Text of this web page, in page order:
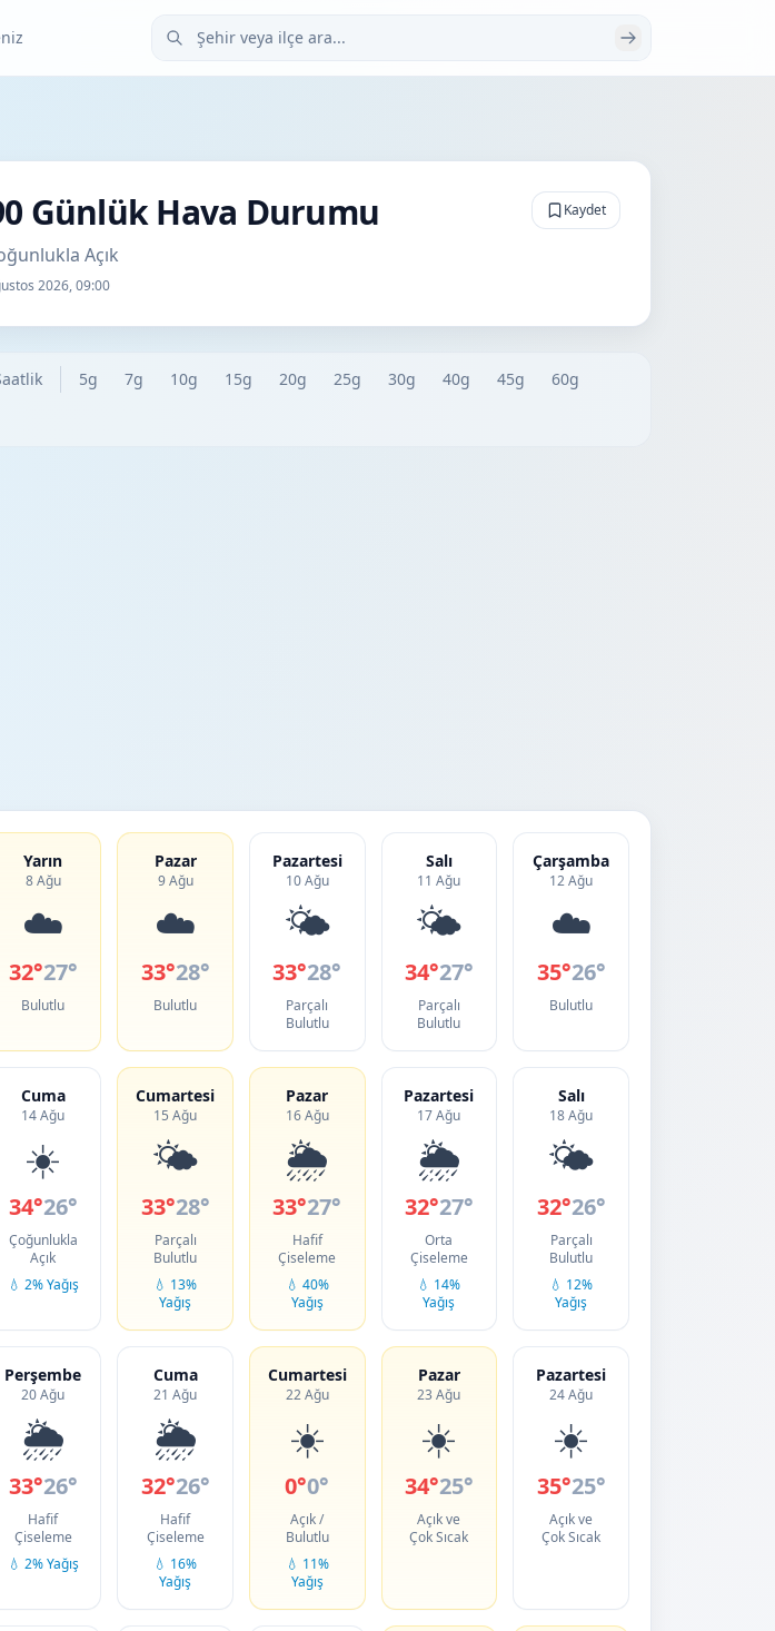
Şehir veya ilçe ara
Günlük Hava Durumu
Açık
2026, 09:00
Kaydet
5g 7g 10g 15g 20g 25g 30g 40g 45g
60g
Yarın
8 Ağu
☁️
32°27°
Bulutlu
Pazar
9 Ağu
☁️
33°28°
Bulutlu
Pazartesi
10 Ağu
🌤️
33°28°
Parçalı
Bulutlu
Salı
11 Ağu
🌤️
34°27°
Parçalı
Bulutlu
Çarşamba
12 Ağu
☁️
35°26°
Bulutlu
Cuma
14 Ağu
☀️
34°26°
Çoğunlukla
Açık
💧 2% Yağış
Cumartesi
15 Ağu
🌤️
33°28°
Parçalı
Bulutlu
💧 13%
Yağış
Pazar
16 Ağu
🌦️
33°27°
Hafif
Çiseleme
💧 40%
Yağış
Pazartesi
17 Ağu
🌦️
32°27°
Orta
Çiseleme
💧 14%
Yağış
Salı
18 Ağu
🌤️
32°26°
Parçalı
Bulutlu
💧 12%
Yağış
Perşembe
20 Ağu
🌦️
33°26°
Hafif
Çiseleme
💧 2% Yağış
Cuma
21 Ağu
🌦️
32°26°
Hafif
Çiseleme
💧 16%
Yağış
Cumartesi
22 Ağu
☀️
0°0°
Açık /
Bulutlu
💧 11%
Yağış
Pazar
23 Ağu
☀️
34°25°
Açık ve
Çok Sıcak
Pazartesi
24 Ağu
☀️
35°25°
Açık ve
Çok Sıcak